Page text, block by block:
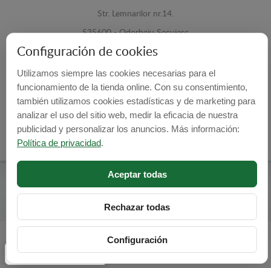
Str. Lemnarilor nr.14.
535600 - Odorheiu Secuiesc
Harghita, Romania
E-mail: info@cubrecarter.com
Site: www.cubrecarter.com
Configuración de cookies
Utilizamos siempre las cookies necesarias para el
funcionamiento de la tienda online. Con su consentimiento,
también utilizamos cookies estadísticas y de marketing para
analizar el uso del sitio web, medir la eficacia de nuestra
publicidad y personalizar los anuncios. Más información:
Política de privacidad.
Aceptar todas
Rechazar todas
Configuración
Configuración de cookies